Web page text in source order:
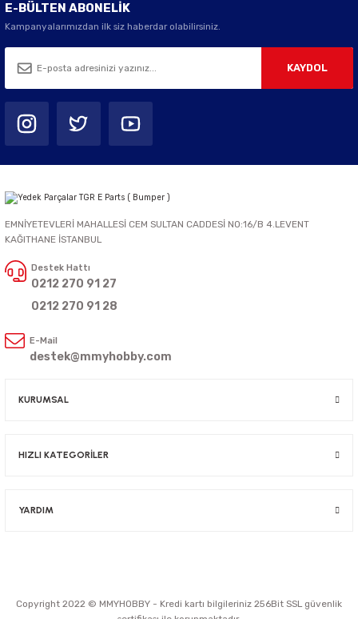
E-BÜLTEN ABONELİK
Kampanyalarımızdan ilk siz haberdar olabilirsiniz.
KAYDOL
EMNİYETEVLERİ MAHALLESİ CEM SULTAN CADDESİ NO:16/B 4.LEVENT
KAĞITHANE İSTANBUL
Destek Hattı
0212 270 91 27
0212 270 91 28
E-Mail
destek@mmyhobby.com
KURUMSAL
HIZLI KATEGORİLER
YARDIM
Copyright 2022 © MMYHOBBY - Kredi kartı bilgileriniz 256Bit SSL güvenlik